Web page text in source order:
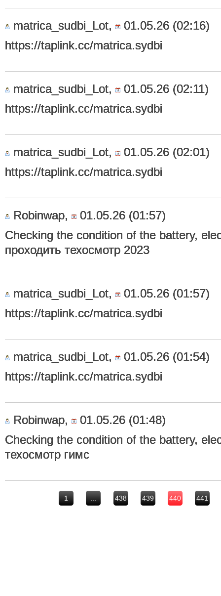
matrica_sudbi_Lot,
01.05.26 (02:16)
https://taplink.cc/matrica.sydbi
matrica_sudbi_Lot,
01.05.26 (02:11)
https://taplink.cc/matrica.sydbi
matrica_sudbi_Lot,
01.05.26 (02:01)
https://taplink.cc/matrica.sydbi
Robinwap,
01.05.26 (01:57)
Checking the condition of the battery,
проходить техосмотр 2023
matrica_sudbi_Lot,
01.05.26 (01:57)
https://taplink.cc/matrica.sydbi
matrica_sudbi_Lot,
01.05.26 (01:54)
https://taplink.cc/matrica.sydbi
Robinwap,
01.05.26 (01:48)
Checking the condition of the battery,
техосмотр гимс
1 ... 438 439 440 441